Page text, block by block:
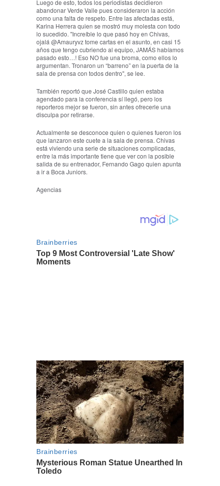
Luego de esto, todos los periodistas decidieron
abandonar Verde Valle pues consideraron la acción
como una falta de respeto. Entre las afectadas está,
Karina Herrera quien se mostró muy molesta con todo
lo sucedido. "Increíble lo que pasó hoy en Chivas,
ojalá @Amauryvz tome cartas en el asunto, en casi 15
años que tengo cubriendo al equipo, JAMÁS habíamos
pasado esto…! Eso NO fue una broma, como ellos lo
argumentan. Tronaron un “barreno” en la puerta de la
sala de prensa con todos dentro", se lee.
También reportó que José Castillo quien estaba
agendado para la conferencia sí llegó, pero los
reporteros mejor se fueron, sin antes ofrecerle una
disculpa por retirarse.
Actualmente se desconoce quien o quienes fueron los
que lanzaron este cuete a la sala de prensa. Chivas
está viviendo una serie de situaciones complicadas,
entre la más importante tiene que ver con la posible
salida de su entrenador, Fernando Gago quien apunta
a ir a Boca Juniors.
Agencias